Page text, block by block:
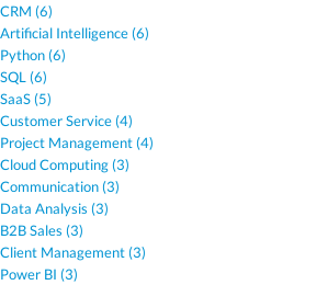
CRM (6)
Artificial Intelligence (6)
Python (6)
SQL (6)
SaaS (5)
Customer Service (4)
Project Management (4)
Cloud Computing (3)
Communication (3)
Data Analysis (3)
B2B Sales (3)
Client Management (3)
Power BI (3)